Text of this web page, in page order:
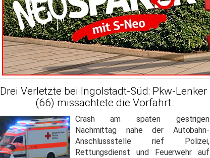
Drei Verletzte bei Ingolstadt-Süd: Pkw-Lenker
(66) missachtete die Vorfahrt
Crash am späten gestrigen
Nachmittag nahe der Autobahn-
Anschlussstelle rief Polizei,
Rettungsdienst und Feuerwehr auf